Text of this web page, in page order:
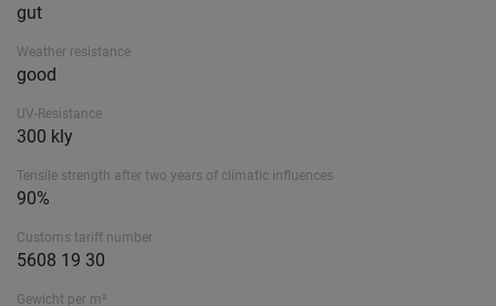
gut
Weather resistance
good
UV-Resistance
300 kly
Tensile strength after two years of climatic influences
90%
Customs tariff number
5608 19 30
Gewicht per m²